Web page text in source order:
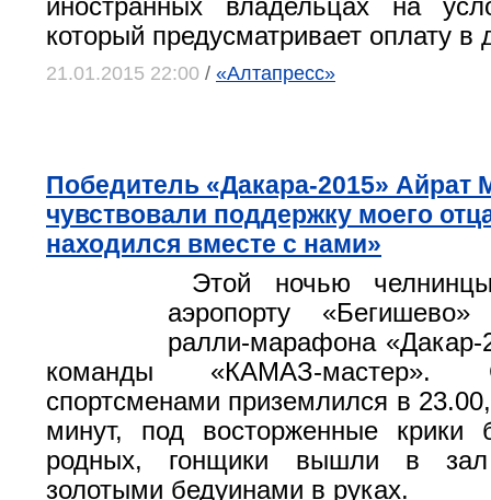
иностранных владельцах на
который предусматривает оплату в
21.01.2015 22:00 / «Алтапресс»
Победитель «Дакара-2015»
чувствовали поддержку моего
находился вместе с нами»
Этой ночью
аэропорту «Бегишево»
ралли-марафона «Дакар-
команды «КАМАЗ-мастер».
спортсменами приземлился в
минут, под восторженные крики
родных, гонщики вышли в
золотыми бедуинами в руках.